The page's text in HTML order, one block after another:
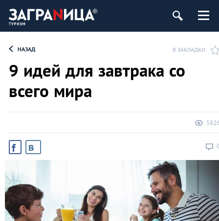
НАЗАД В ЗАКЛАДКИ
9 идей для завтрака со
всего мира